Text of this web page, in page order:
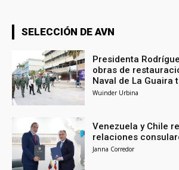
SELECCIÓN DE AVN
Presidenta
obras de
Naval de La Guaira
Wuinder Urbina
Venezuela y Chile
relaciones
Janna Corredor